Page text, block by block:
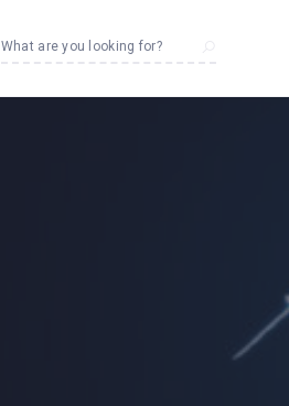
What are you looking for?